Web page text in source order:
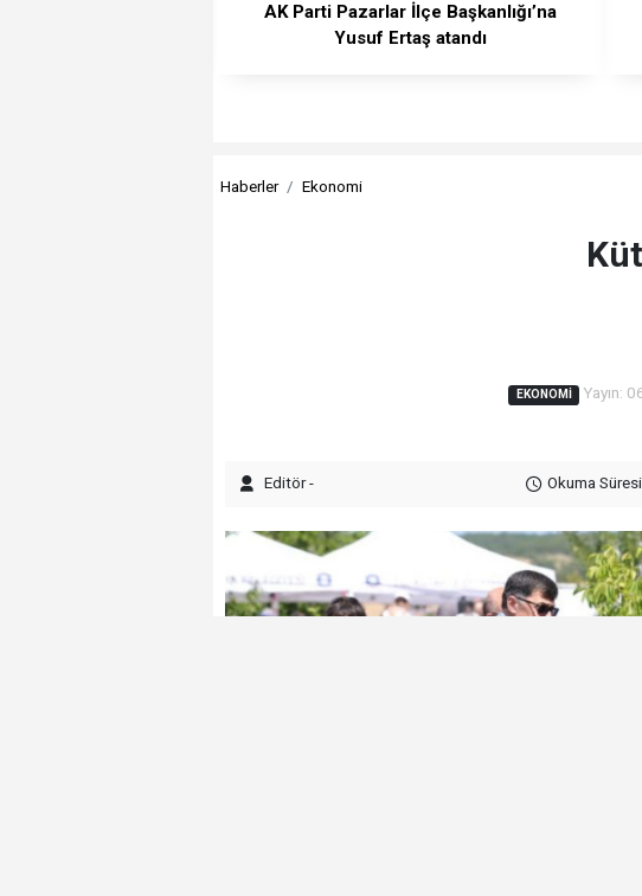
AK Parti Pazarlar İlçe Başkanlığı’na
Yusuf Ertaş atandı
Haberler Ekonomi
EKONOMI Yayın:
Editör - Okuma